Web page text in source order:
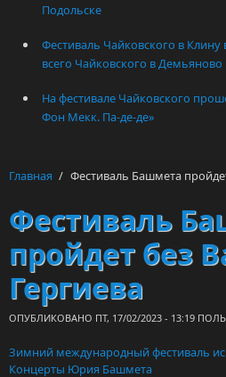
Подольске
Фестиваль Чайковского в
всего Чайковского в Демьяново
На фестивале Чайковского
Фон Мекк. Па-де-де»
Главная / Фестиваль Башмета
Фестиваль
пройдет без
Гергиева
ОПУБЛИКОВАНО ПТ, 17/02/2023 - 13:19
Зимний международный фестиваль
Концерты Юрия Башмета